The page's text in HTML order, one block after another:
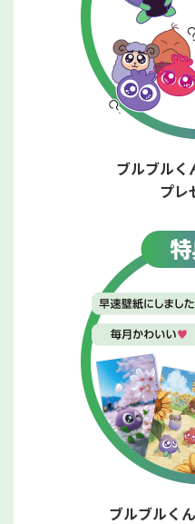
ブルブルく
プレ
ブルブルく